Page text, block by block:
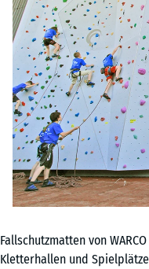
Fallschutzmatten von
Kletterhallen und